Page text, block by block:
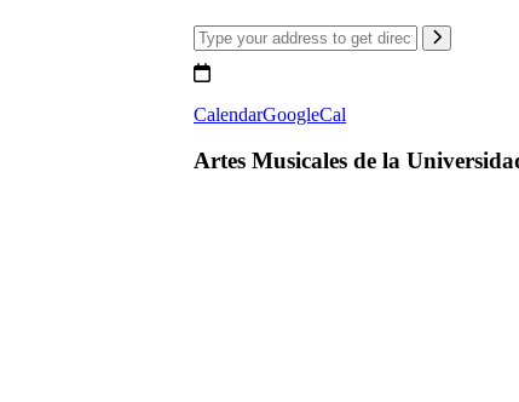
CalendarGoogleCal
Artes Musicales de la